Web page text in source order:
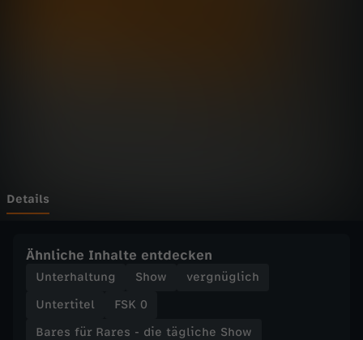
s
d
i
Details
Ähnliche Inhalte entdecken
Unterhaltung Show
vergnüglich
Untertitel
FSK 0
Bares für Rares - die tägliche Show